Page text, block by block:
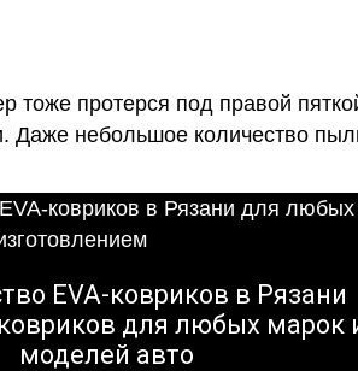
тоже протерся под правой
Даже небольшое количество
EVA-ковриков в Рязани
для любых марок
моделей авто